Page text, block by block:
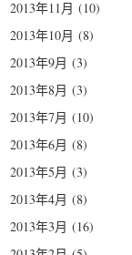
2013年11月 (10)
2013年10月 (8)
2013年9月 (3)
2013年8月 (3)
2013年7月 (10)
2013年6月 (8)
2013年5月 (3)
2013年4月 (8)
2013年3月 (16)